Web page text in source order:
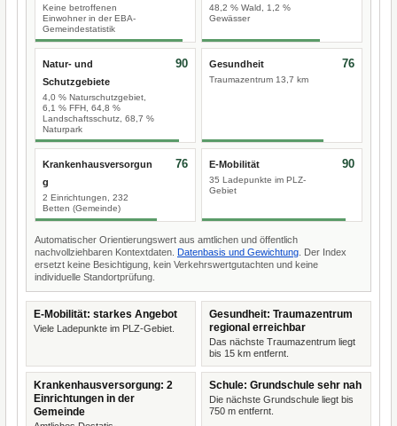
Keine betroffenen
Einwohner in der EBA-
Gemeindestatistik
48,2 % Wald, 1,2 %
Gewässer
Natur- und
Schutzgebiete
4,0 % Naturschutzgebiet,
6,1 % FFH, 64,8 %
Landschaftsschutz, 68,7 %
Naturpark
90 Gesundheit
Traumazentrum 13,7 km
76
Krankenhausversorgun
g
2 Einrichtungen, 232
Betten (Gemeinde)
76 E-Mobilität
35 Ladepunkte im PLZ-
Gebiet
90
Automatischer Orientierungswert aus amtlichen und öffentlich
nachvollziehbaren Kontextdaten. Datenbasis und Gewichtung . Der Index
ersetzt keine Besichtigung, kein Verkehrswertgutachten und keine
individuelle Standortprüfung.
E-Mobilität: starkes Angebot
Viele Ladepunkte im PLZ-Gebiet.
Gesundheit: Traumazentrum
regional erreichbar
Das nächste Traumazentrum liegt
bis 15 km entfernt.
Krankenhausversorgung: 2
Einrichtungen in der
Gemeinde
Schule: Grundschule sehr nah
Die nächste Grundschule liegt bis
750 m entfernt.